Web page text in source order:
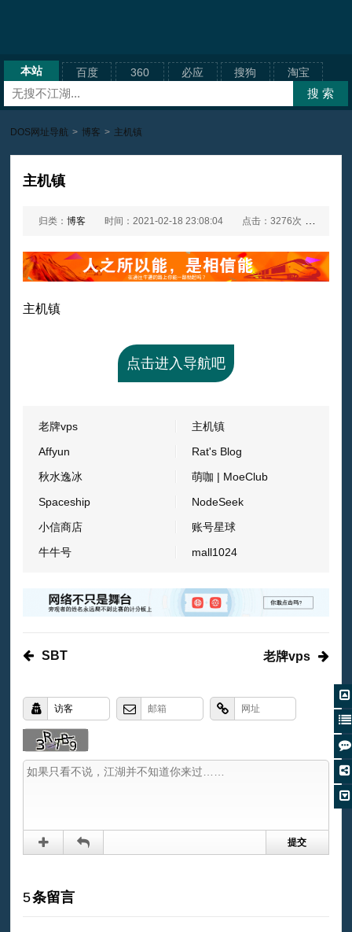
本站 百度 360 必应 搜狗 淘宝
DOS网址导航 > 博客 > 主机镇
主机镇
归类：博客 时间：2021-02-18 23:08:04 点击：3276次
主机镇
点击进入导航吧
老牌vps
主机镇
Affyun
Rat's Blog
秋水逸冰
萌咖 | MoeClub
Spaceship
NodeSeek
小信商店
账号星球
牛牛号
mall1024
SBT 老牌vps
5条留言